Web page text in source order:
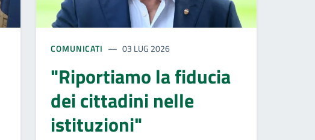
COMUNICATI 03 LUG 2026
"Riportiamo la fiducia
dei cittadini nelle
istituzioni"